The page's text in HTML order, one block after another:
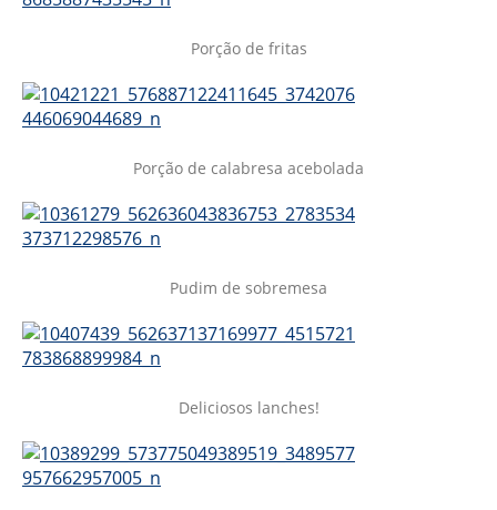
Porção de fritas
Porção de calabresa acebolada
Pudim de sobremesa
Deliciosos lanches!